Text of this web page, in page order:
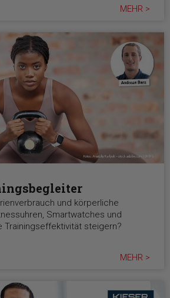
MEHR >
und körperliche
Smartwatches und
Trainingseffektivität steigern?
MEHR >